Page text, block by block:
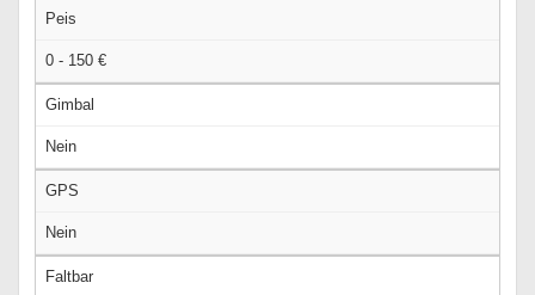
Peis
0 - 150 €
Gimbal
Nein
GPS
Nein
Faltbar